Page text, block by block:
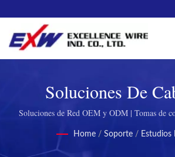
Soluciones De
Personalizadas
Proyectos De Red
Soluciones de Red OEM y ODM | Tomas de
Home / Soporte / Estudios